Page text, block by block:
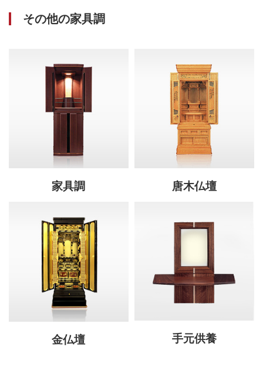
その他の家具調
家具調 唐木仏壇
金仏壇 手元供養